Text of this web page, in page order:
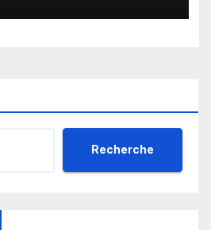
Recherche